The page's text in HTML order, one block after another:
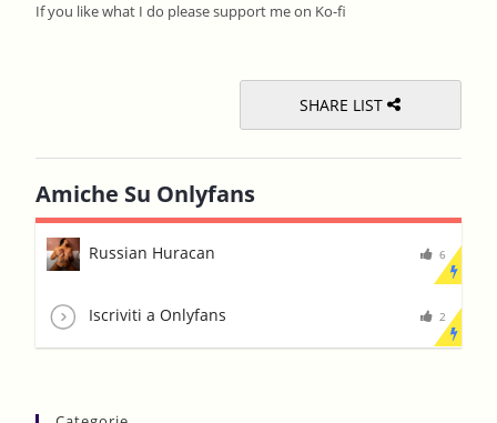
If you like what I do please support me on Ko-fi
SHARE LIST
Amiche Su Onlyfans
Russian Huracan 6
Iscriviti a Onlyfans 2